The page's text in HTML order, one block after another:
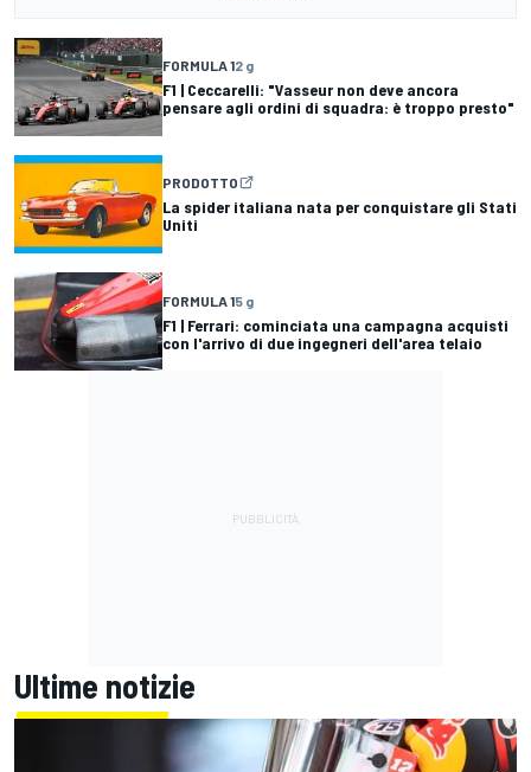
FORMULA 12 g
F1 | Ceccarelli: "Vasseur non deve ancora
pensare agli ordini di squadra: è troppo presto"
PRODOTTO
La spider italiana nata per conquistare gli Stati
Uniti
FORMULA 15 g
F1 | Ferrari: cominciata una campagna acquisti
con l'arrivo di due ingegneri dell'area telaio
Ultime notizie